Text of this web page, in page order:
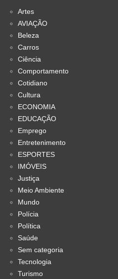
Artes
AVIAÇÃO
Beleza
Carros
Ciência
Comportamento
Cotidiano
Cultura
ECONOMIA
EDUCAÇÃO
Emprego
Entretenimento
ESPORTES
IMÓVEIS
Justiça
Meio Ambiente
Mundo
Polícia
Política
Saúde
Sem categoria
Tecnologia
Turismo